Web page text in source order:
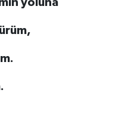
yoluna